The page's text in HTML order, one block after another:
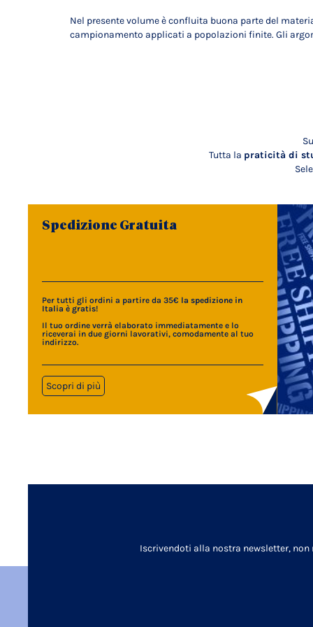
Nel presente volume è confluita buona parte del
campionamento applicati a popolazioni finite. Gli
Tutta la praticità di
Spedizione Gratuita
Per tutti gli ordini a partire da 35€ la spedizione in
Italia è gratis!
Il tuo ordine verrà elaborato immediatamente e lo
riceverai in due giorni lavorativi, comodamente al tuo
indirizzo.
Scopri di più
Iscrivendoti alla nostra newsletter,